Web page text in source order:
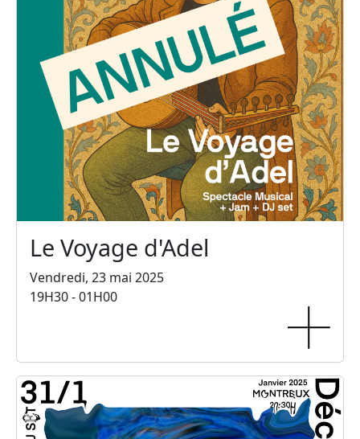
Le Voyage d'Adel
Vendredi, 23 mai 2025
19H30 - 01H00